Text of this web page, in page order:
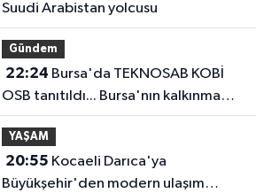
Suudi Arabistan yolcusu
Gündem
22:24
OSB tanıtıldı... Bursa'nın kalkınma
yolculuğunda yeni dönem
YAŞAM
20:55
Büyükşehir'den modern ulaşım